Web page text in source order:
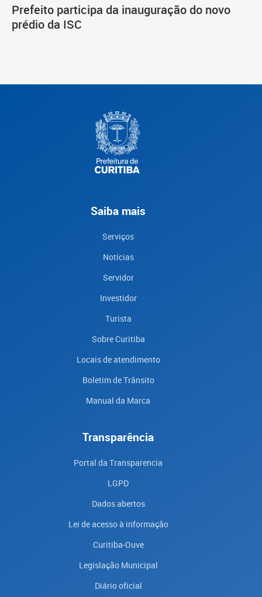
Prefeito participa da inauguração do novo
prédio da ISC
Saiba mais
Serviços
Notícias
Servidor
Investidor
Turista
Sobre Curitiba
Locais de atendimento
Boletim de Trânsito
Manual da Marca
Transparência
Portal da Transparencia
LGPD
Dados abertos
Lei de acesso à informação
Curitiba-Ouve
Legislação Municipal
Diário oficial